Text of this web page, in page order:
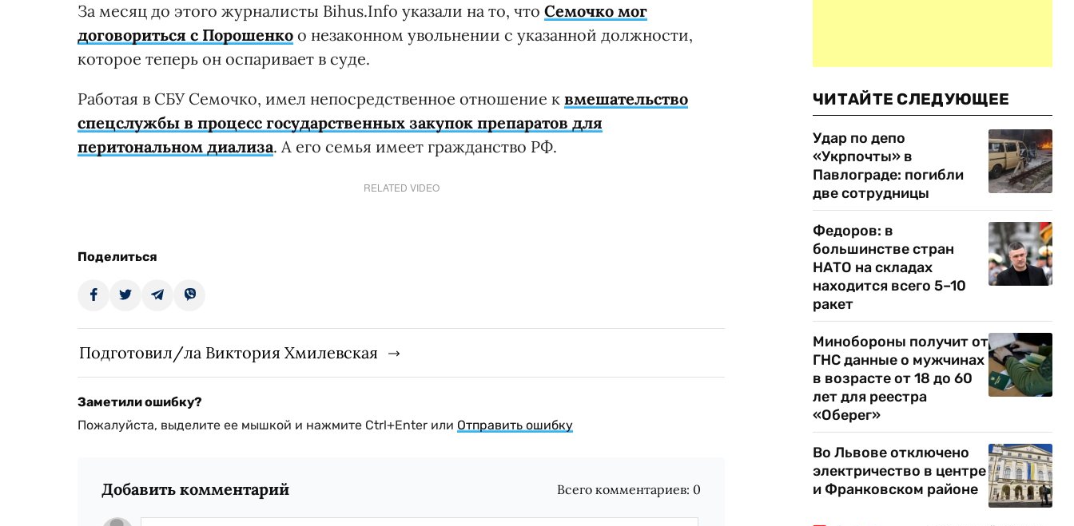
За месяц до этого журналисты Bihus.Info указали на то, что Семочко мог
договориться с Порошенко о незаконном увольнении с указанной должности,
которое теперь он оспаривает в суде.
Работая в СБУ Семочко, имел непосредственное отношение к вмешательство
спецслужбы в процесс государственных закупок препаратов для
перитональном диализа. А его семья имеет гражданство РФ.
RELATED VIDEO
Поделиться
Подготовил/ла Виктория Хмилевская
Заметили ошибку?
Пожалуйста, выделите ее мышкой и нажмите Ctrl+Enter или Отправить ошибку
Добавить комментарий Всего комментариев: 0
ЧИТАЙТЕ СЛЕДУЮЩЕЕ
Удар по депо
«Укрпочты» в
Павлограде: погибли
две сотрудницы
Федоров: в
большинстве стран
НАТО на складах
находится всего 5–10
ракет
Минобороны получит от
ГНС данные о мужчинах
в возрасте от 18 до 60
лет для реестра
«Оберег»
Во Львове отключено
электричество в центре
и Франковском районе